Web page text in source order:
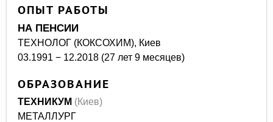
ОПЫТ РАБОТЫ
НА ПЕНСИИ
ТЕХНОЛОГ (КОКСОХИМ), Киев
03.1991 − 12.2018 (27 лет 9 месяцев)
ОБРАЗОВАНИЕ
ТЕХНИКУМ (Киев)
МЕТАЛЛУРГ